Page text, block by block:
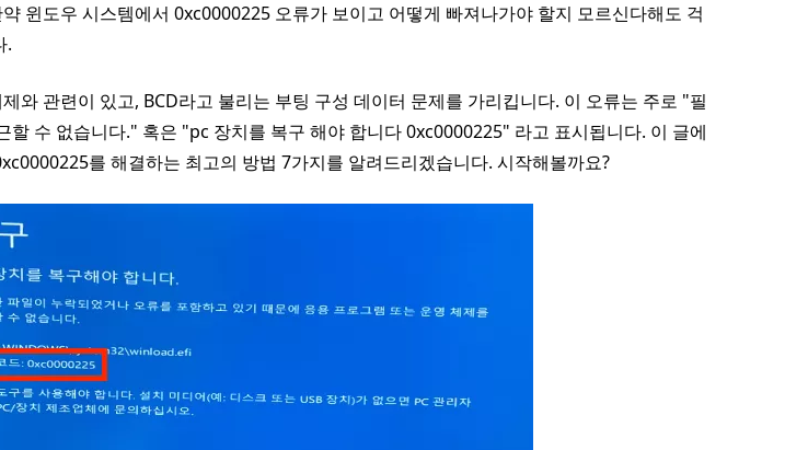
윈도우 시스템에서 0xc0000225 오류가 보이고 어떻게 빠져나가야 할지 모르신다해도 걱
.
와 관련이 있고, BCD라고 불리는 부팅 구성 데이터 문제를 가리킵니다. 이 오류는 주로 "필
할 수 없습니다." 혹은 "pc 장치를 복구 해야 합니다 0xc0000225" 라고 표시됩니다. 이 글에
를 해결하는 최고의 방법 7가지를 알려드리겠습니다. 시작해볼까요?